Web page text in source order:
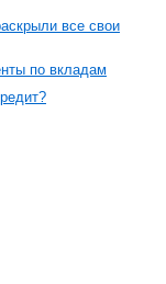
все свои
по вкладам